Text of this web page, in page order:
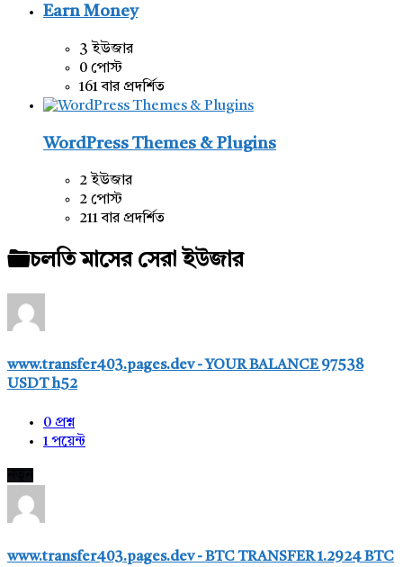
Earn Money
3 ইউজার
0 পোস্ট
161 বার প্রদর্শিত
WordPress Themes & Plugins
2 ইউজার
2 পোস্ট
211 বার প্রদর্শিত
চলতি মাসের সেরা ইউজার
www.transfer403.pages.dev - YOUR BALANCE 97538
USDT h52
0 প্রশ্ন
1পয়েন্ট
www.transfer403.pages.dev - BTC TRANSFER 1.2924 BTC